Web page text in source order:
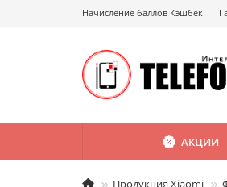
Начисление баллов Кэшбек
АКЦИИ
Продукция Xiaomi